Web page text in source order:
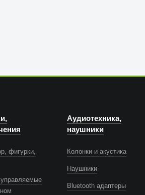
фигурки,
Аудиотехника,
наушники
Колонки и акустика
Наушники
Bluetooth адаптеры